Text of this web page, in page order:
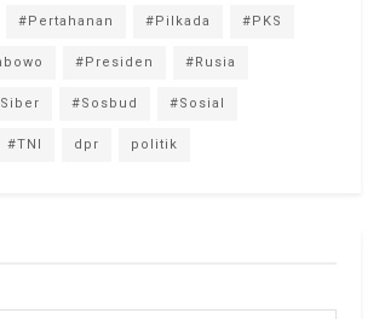
#Pertahanan #Pilkada #PKS
#Presiden #Rusia
#Sosbud #Sosial
#TNI dpr politik